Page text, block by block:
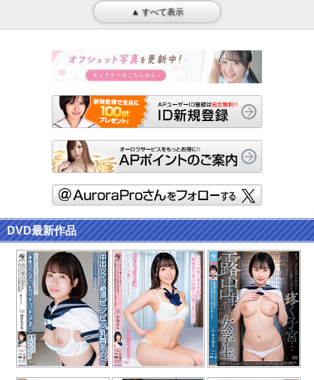
▲ すべて表示
DVD最新作品